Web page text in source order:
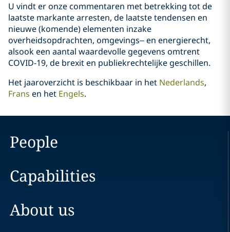
U vindt er onze commentaren met betrekking tot de
laatste markante arresten, de laatste tendensen en
nieuwe (komende) elementen inzake
overheidsopdrachten, omgevings– en energierecht,
alsook een aantal waardevolle gegevens omtrent
COVID-19, de brexit en publiekrechtelijke geschillen.
Het jaaroverzicht is beschikbaar in het Nederlands,
Frans en het Engels.
People
Capabilities
About us